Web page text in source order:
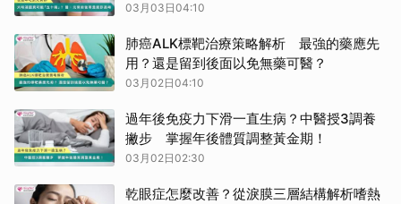
03月03日04:10
肺癌ALK標靶治療策略解析 最強的藥應先
用？還是留到後面以免無藥可醫？
03月02日04:10
過年後免疫力下滑一直生病？中醫授3調養
撇步 掌握年後體質調整黃金期！
03月02日02:30
乾眼症怎麼改善？從淚膜三層結構解析嗜熱